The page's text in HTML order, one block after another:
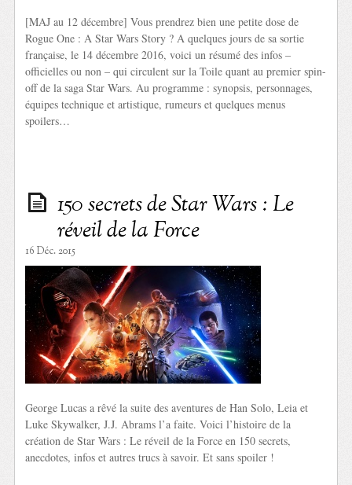
[MAJ au 12 décembre] Vous prendrez bien une petite dose de
Rogue One : A Star Wars Story ? A quelques jours de sa sortie
française, le 14 décembre 2016, voici un résumé des infos –
officielles ou non – qui circulent sur la Toile quant au premier spin-
off de la saga Star Wars. Au programme : synopsis, personnages,
équipes technique et artistique, rumeurs et quelques menus
spoilers…
150 secrets de Star Wars : Le
réveil de la Force
16 Déc. 2015
George Lucas a rêvé la suite des aventures de Han Solo, Leia et
Luke Skywalker, J.J. Abrams l’a faite. Voici l’histoire de la
création de Star Wars : Le réveil de la Force en 150 secrets,
anecdotes, infos et autres trucs à savoir. Et sans spoiler !